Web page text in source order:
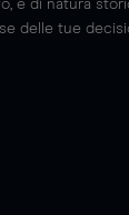
è di natura
delle tue